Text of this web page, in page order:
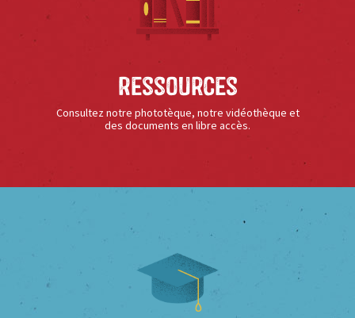
Ressources
Consultez notre phototèque, notre vidéothèque et
des documents en libre accès.